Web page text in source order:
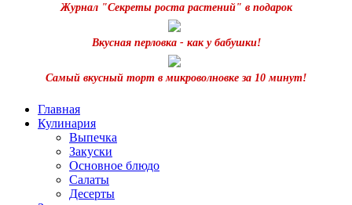
Журнал "Секреты роста растений" в подарок
Вкусная перловка - как у бабушки!
Самый вкусный торт в микроволновке за 10 минут!
Главная
Кулинария
Выпечка
Закуски
Основное блюдо
Салаты
Десерты